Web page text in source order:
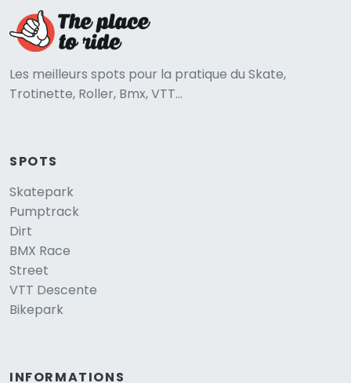
Les meilleurs spots pour la pratique du Skate,
Trotinette, Roller, Bmx, VTT...
SPOTS
Skatepark
Pumptrack
Dirt
BMX Race
Street
VTT Descente
Bikepark
INFORMATIONS